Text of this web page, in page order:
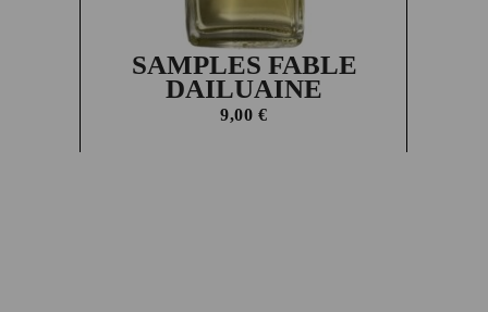
SAMPLES FABLE
DAILUAINE
9,00€